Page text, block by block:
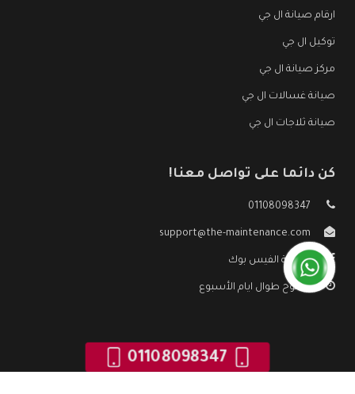
ارقام صيانة ال جي
توكيل ال جي
مركز صيانة ال جي
صيانة غسالات ال جي
صيانة ثلاجات ال جي
كن دائما على تواصل معنا!
01108098347
support@the-maintenance.com
صفحة الفيس بوك
مفتوح طوال ايام الأسبوع
01108098347